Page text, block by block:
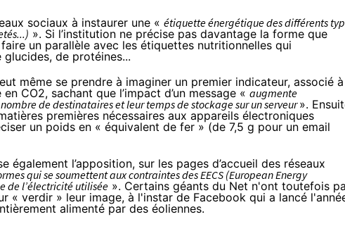
sociaux à instaurer une « étiquette énergétique des différents
». Si l’institution ne précise pas davantage la forme que
un parallèle avec les étiquettes nutritionnelles qui
de protéines...
même se prendre à imaginer un premier indicateur, associé
CO2, sachant que l’impact d’un message « augmente
de destinataires et leur temps de stockage sur un serveur».
premières nécessaires aux appareils électroniques
un poids en « équivalent de fer » (de 7,5 g pour un email
également l’apposition, sur les pages d’accueil des réseaux
qui se soumettent aux contraintes des EECS (European Energy
de l’électricité utilisée ». Certains géants du Net n'ont toutefois
« verdir » leur image, à l'instar de Facebook qui a lancé
alimenté par des éoliennes.